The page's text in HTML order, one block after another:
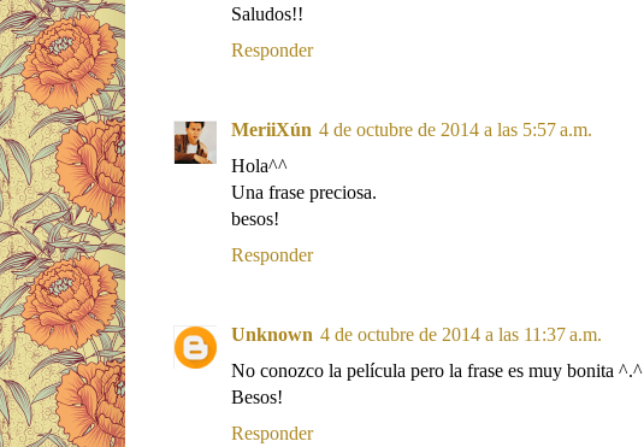
Saludos!!
Responder
MeriiXún 4 de octubre de 2014 a las 5:57 a.m.
Hola^^
Una frase preciosa.
besos!
Responder
Unknown 4 de octubre de 2014 a las 11:37 a.m.
No conozco la película pero la frase es muy bonita ^.^
Besos!
Responder